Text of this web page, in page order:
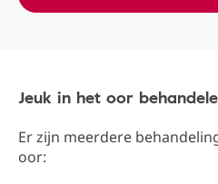
Jeuk in het oor
Er zijn meerdere
oor: